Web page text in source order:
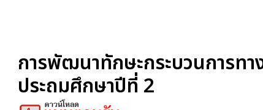
การพัฒนาทักษะกระบวนการท
ประถมศึกษาปีที่ 2